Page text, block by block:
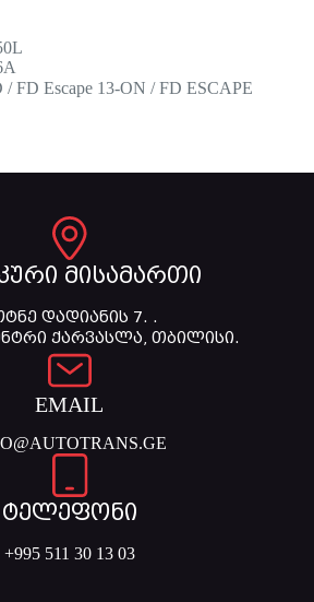
Escape 13-ON / FD ESCAPE
მისამართი
დადიანის 7. .
ქარვასლა, თბილისი.
EMAIL
ტელეფონი
+995 511 30 13 03